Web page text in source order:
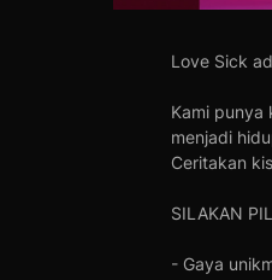
Love Sick
Kami punya
menjadi
Ceritakan
SILAKAN
- Gaya